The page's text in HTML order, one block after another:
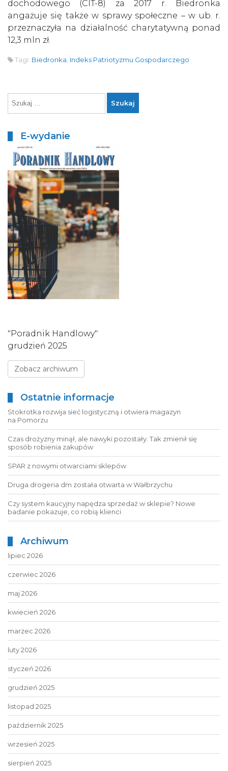
dochodowego (CIT-8) za 2017 r. Biedronka
angażuje się także w sprawy społeczne – w ub. r.
przeznaczyła na działalność charytatywną ponad
12,3 mln zł.
Tagi: Biedronka Indeks Patriotyzmu Gospodarczego
E-wydanie
"Poradnik Handlowy"
grudzień 2025
Zobacz archiwum
Ostatnie informacje
Stokrotka rozwija sieć logistyczną i otwiera magazyn
na Pomorzu
Czas drożyzny minął, ale nawyki pozostały. Tak zmienił się
sposób robienia zakupów
SPAR z nowymi otwarciami sklepów
Druga drogeria dm została otwarta w Wałbrzychu
Czy system kaucyjny napędza sprzedaż w sklepie? Nowe
badanie pokazuje, co robią klienci
Archiwum
lipiec 2026
czerwiec 2026
maj 2026
kwiecień 2026
marzec 2026
luty 2026
styczeń 2026
grudzień 2025
listopad 2025
październik 2025
wrzesień 2025
sierpień 2025